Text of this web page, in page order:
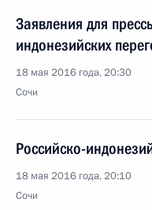
Заявления для
индонезийских
18 мая 2016 года, 20:30
Сочи
Российско-
18 мая 2016 года, 20:10
Сочи